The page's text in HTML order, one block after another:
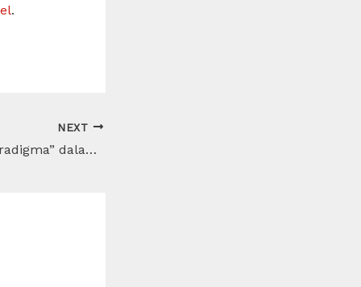
.
NEXT
Apa Arti Kata “Paradigma” dalam Dunia Akademis?